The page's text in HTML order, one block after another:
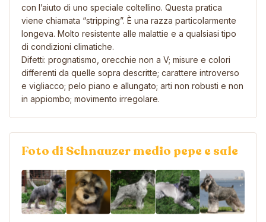
con l’aiuto di uno speciale coltellino. Questa pratica
viene chiamata “stripping”. È una razza particolarmente
longeva. Molto resistente alle malattie e a qualsiasi tipo
di condizioni climatiche.
Difetti: prognatismo, orecchie non a V; misure e colori
differenti da quelle sopra descritte; carattere introverso
e vigliacco; pelo piano e allungato; arti non robusti e non
in appiombo; movimento irregolare.
Foto di Schnauzer medio pepe e sale